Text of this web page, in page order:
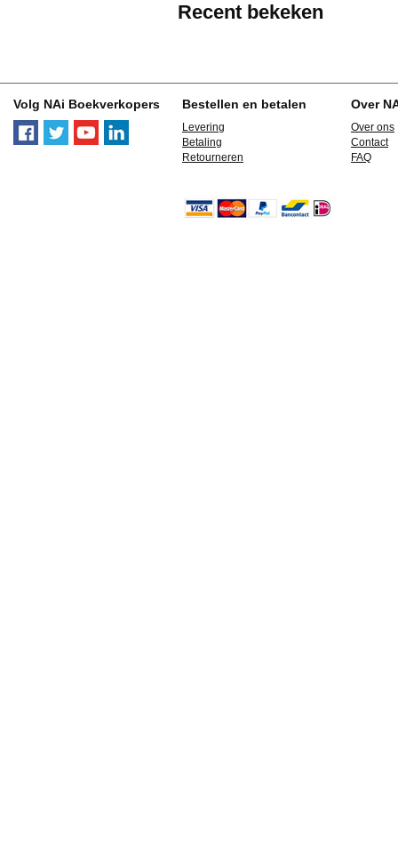
Recent bekeken
Volg NAi Boekverkopers Bestellen en betalen
Levering
Betaling
Retourneren
Over
Over ons
Contact
FAQ